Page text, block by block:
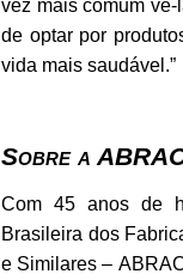
vez mais comum
de optar por
vida mais saudável.”
Sobre a
Com 45 anos de
Brasileira dos
e Similares –